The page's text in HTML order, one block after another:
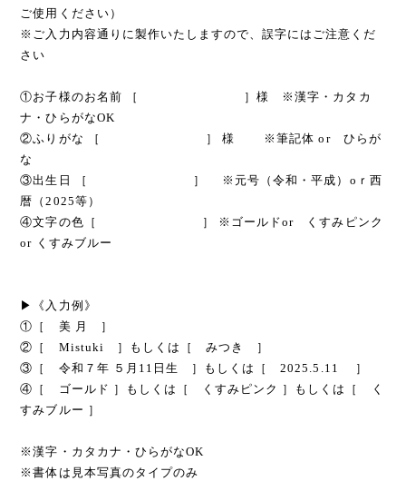
ご使用ください）
※ご入力内容通りに製作いたしますので、誤字にはご注意くだ
さい
①お子様のお名前 ［ ］様 ※漢字・カタカ
ナ・ひらがなOK
②ふりがな ［ ］ 様 ※筆記体 or ひらが
な
③出生日 ［ ］ ※元号（令和・平成）oｒ西
暦（2025等）
④文字の色［ ］ ※ゴールドor くすみピンク
or くすみブルー
▶《入力例》
①［ 美 月 ］
②［ Mistuki ］もしくは［ みつき ］
③［ 令和７年 ５月11日生 ］もしくは［ 2025.5.11 ］
④［ ゴールド ］もしくは［ くすみピンク ］もしくは［ く
すみブルー ］
※漢字・カタカナ・ひらがなOK
※書体は見本写真のタイプのみ